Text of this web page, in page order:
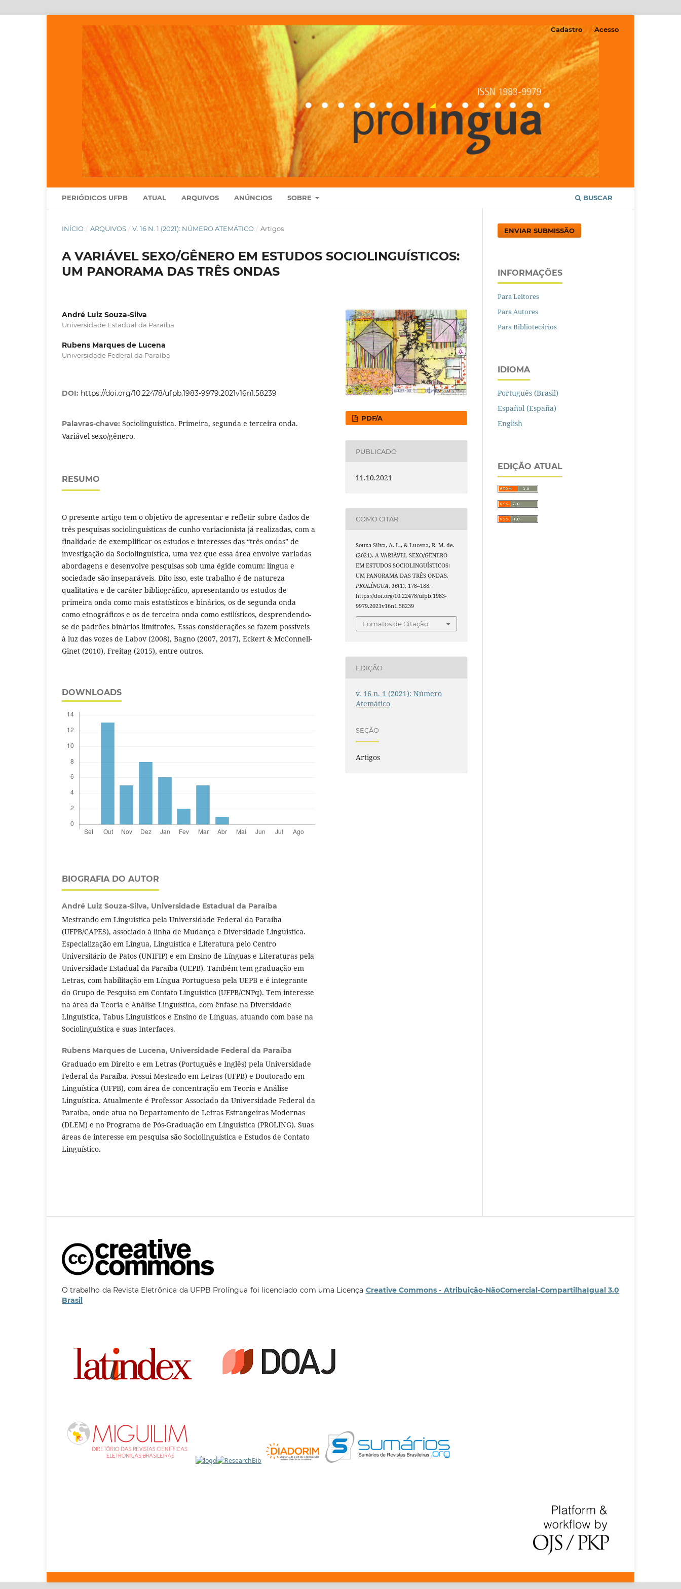
PERIÓDICOS UFPB ATUAL ARQUIVOS ANÚNCIOS SOBRE BUSCAR
Cadastro Acesso
INÍCIO / ARQUIVOS / V. 16 N. 1 (2021): NÚMERO ATEMÁTICO / Artigos
A VARIÁVEL SEXO/GÊNERO EM ESTUDOS SOCIOLINGUÍSTICOS:
UM PANORAMA DAS TRÊS ONDAS
André Luiz Souza-Silva
Universidade Estadual da Paraíba
Rubens Marques de Lucena
Universidade Federal da Paraíba
DOI: https://doi.org/10.22478/ufpb.1983-9979.2021v16n1.58239
Palavras-chave: Sociolinguística. Primeira, segunda e terceira onda.
Variável sexo/gênero.
RESUMO
O presente artigo tem o objetivo de apresentar e refletir sobre dados de
três pesquisas sociolinguísticas de cunho variacionista já realizadas, com a
finalidade de exemplificar os estudos e interesses das “três ondas” de
investigação da Sociolinguística, uma vez que essa área envolve variadas
abordagens e desenvolve pesquisas sob uma égide comum: língua e
sociedade são inseparáveis. Dito isso, este trabalho é de natureza
qualitativa e de caráter bibliográfico, apresentando os estudos de
primeira onda como mais estatísticos e binários, os de segunda onda
como etnográficos e os de terceira onda como estilísticos, desprendendo-
se de padrões binários limítrofes. Essas considerações se fazem possíveis
à luz das vozes de Labov (2008), Bagno (2007, 2017), Eckert & McConnell-
Ginet (2010), Freitag (2015), entre outros.
DOWNLOADS
BIOGRAFIA DO AUTOR
André Luiz Souza-Silva, Universidade Estadual da Paraíba
Mestrando em Linguística pela Universidade Federal da Paraíba
(UFPB/CAPES), associado à linha de Mudança e Diversidade Linguística.
Especialização em Língua, Linguística e Literatura pelo Centro
Universitário de Patos (UNIFIP) e em Ensino de Línguas e Literaturas pela
Universidade Estadual da Paraíba (UEPB). Também tem graduação em
Letras, com habilitação em Língua Portuguesa pela UEPB e é integrante
do Grupo de Pesquisa em Contato Linguístico (UFPB/CNPq). Tem interesse
na área da Teoria e Análise Linguística, com ênfase na Diversidade
Linguística, Tabus Linguísticos e Ensino de Línguas, atuando com base na
Sociolinguística e suas Interfaces.
Rubens Marques de Lucena, Universidade Federal da Paraíba
Graduado em Direito e em Letras (Português e Inglês) pela Universidade
Federal da Paraíba. Possui Mestrado em Letras (UFPB) e Doutorado em
Linguística (UFPB), com área de concentração em Teoria e Análise
Linguística. Atualmente é Professor Associado da Universidade Federal da
Paraíba, onde atua no Departamento de Letras Estrangeiras Modernas
(DLEM) e no Programa de Pós-Graduação em Linguística (PROLING). Suas
áreas de interesse em pesquisa são Sociolinguística e Estudos de Contato
Linguístico.
PDF/A
PUBLICADO
11.10.2021
COMO CITAR
Souza-Silva, A. L., & Lucena, R. M. de.
(2021). A VARIÁVEL SEXO/GÊNERO
EM ESTUDOS SOCIOLINGUÍSTICOS:
UM PANORAMA DAS TRÊS ONDAS.
PROLÍNGUA, 16(1), 178–188.
https://doi.org/10.22478/ufpb.1983-
9979.2021v16n1.58239
Fomatos de Citação
EDIÇÃO
v. 16 n. 1 (2021): Número
Atemático
SEÇÃO
Artigos
ENVIAR SUBMISSÃO
INFORMAÇÕES
Para Leitores
Para Autores
Para Bibliotecários
IDIOMA
Português (Brasil)
Español (España)
English
EDIÇÃO ATUAL
O trabalho da Revista Eletrônica da UFPB Prolíngua foi licenciado com uma Licença Creative Commons - Atribuição-NãoComercial-CompartilhaIgual 3.0
Brasil